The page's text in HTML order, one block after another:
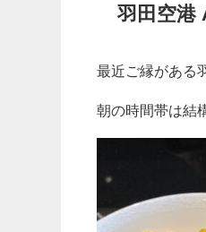
羽田空港
最近ご縁がある
朝の時間帯は結